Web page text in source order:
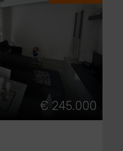
€ 245.000